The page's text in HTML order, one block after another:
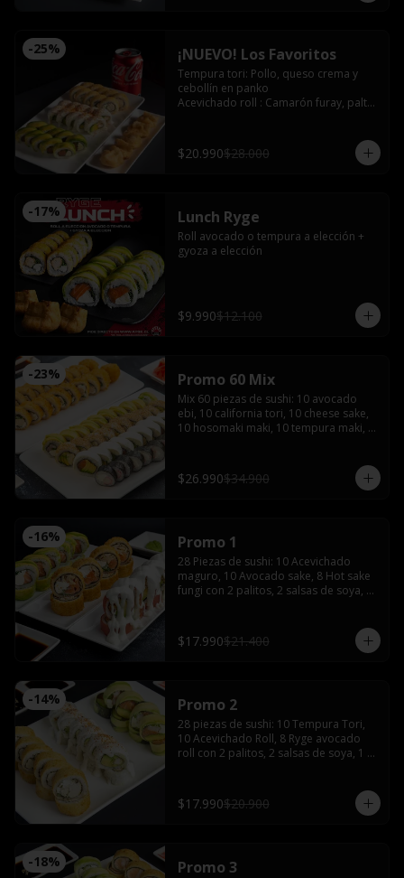
-25% ¡NUEVO! Los Favoritos
Tempura tori: Pollo, queso crema y
cebollín en panko
Acevichado roll : Camarón furay, palta,
Avocado sake : Salmón, queso crema y
ciboulette envuelto en palta
$20.990$28.000
-17% Lunch Ryge
Roll avocado o tempura a elección +
gyoza a elección
$9.990$12.100
-23% Promo 60 Mix
Mix 60 piezas de sushi: 10 avocado
ebi, 10 california tori, 10 cheese sake,
10 hosomaki maki, 10 tempura maki,
palitos
$26.990$34.900
-16% Promo 1
28 Piezas de sushi: 10 Acevichado
maguro, 10 Avocado sake, 8 Hot sake
fungi con 2 palitos, 2 salsas de soya, 1
$17.990$21.400
-14% Promo 2
28 piezas de sushi: 10 Tempura Tori,
10 Acevichado Roll, 8 Ryge avocado
roll con 2 palitos, 2 salsas de soya, 1
$17.990$20.900
-18% Promo 3